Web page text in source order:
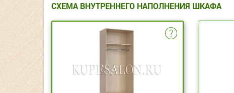
СХЕМА ВНУТРЕННЕГО НАПОЛНЕНИЯ ШКАФА